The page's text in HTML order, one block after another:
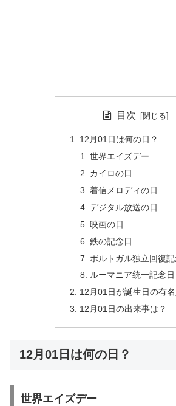
目次
12月01日は何の日？
世界エイズデー
カイロの日
着信メロディの日
デジタル放送の日
映画の日
鉄の記念日
ポルトガル独立回復記
ルーマニア統一記念日
12月01日が誕生日の有名
12月01日の出来事は？
12月01日は何の日？
世界エイズデー